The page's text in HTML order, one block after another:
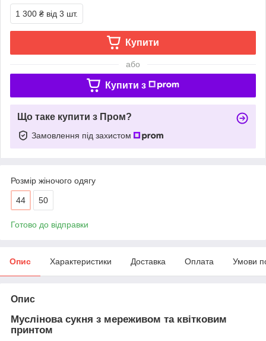
1 300 ₴ від 3 шт.
Купити
або
Купити з
Що таке купити з Пром?
Замовлення під захистом
Розмір жіночого одягу
44 50
Готово до відправки
Опис Характеристики Доставка Оплата Умови
Опис
Муслінова сукня з мереживом та квітковим
принтом